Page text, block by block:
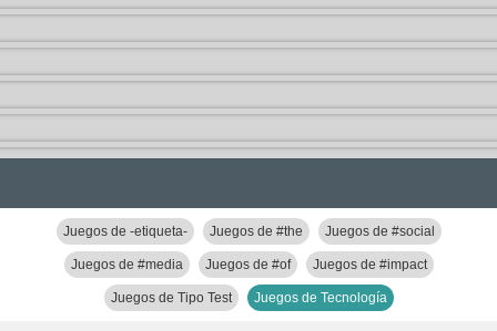
Juegos de -etiqueta- Juegos de #the Juegos de #social
Juegos de #media Juegos de #of Juegos de #impact
Juegos de Tipo Test Juegos de Tecnología